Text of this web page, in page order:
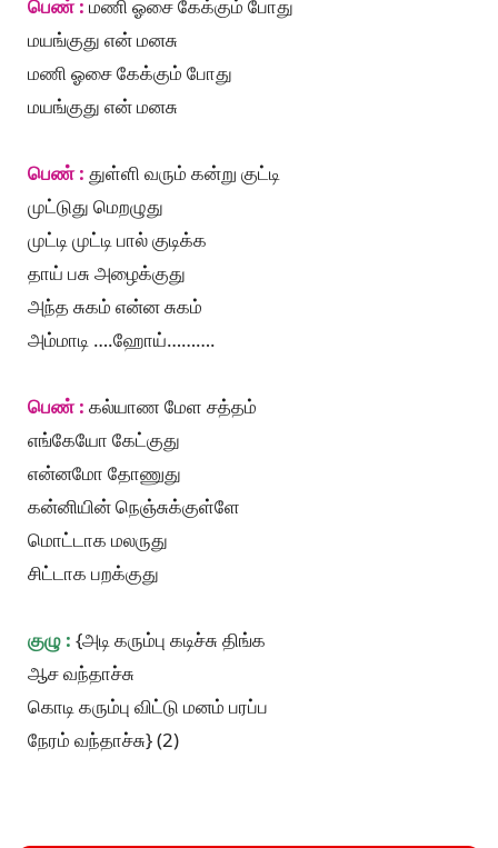
பெண் : மணி ஓசை கேக்கும் போது
மயங்குது என் மனசு
மணி ஓசை கேக்கும் போது
மயங்குது என் மனசு
பெண் : துள்ளி வரும் கன்று குட்டி
முட்டுது மெறழுது
முட்டி முட்டி பால் குடிக்க
தாய் பசு அழைக்குது
அந்த சுகம் என்ன சுகம்
அம்மாடி ….ஹோய்……….
பெண் : கல்யாண மேள சத்தம்
எங்கேயோ கேட்குது
என்னமோ தோணுது
கன்னியின் நெஞ்சுக்குள்ளே
மொட்டாக மலருது
சிட்டாக பறக்குது
குழு : {அடி கரும்பு கடிச்சு திங்க
ஆச வந்தாச்சு
கொடி கரும்பு விட்டு மனம் பரப்ப
நேரம் வந்தாச்சு} (2)